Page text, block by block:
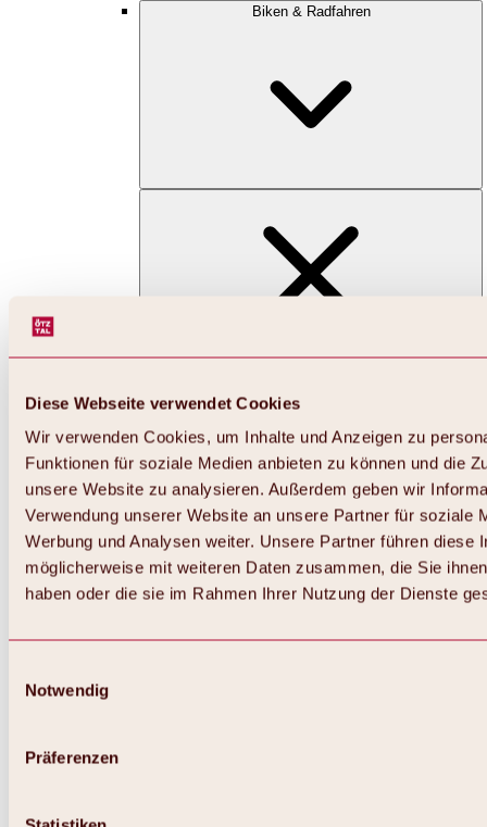
Diese Webseite verwendet Cookies
Wir verwenden Cookies, um Inhalte und Anzeigen zu
Funktionen für soziale Medien anbieten zu können und die
unsere Website zu analysieren. Außerdem geben wir
Verwendung unserer Website an unsere Partner für soziale
Werbung und Analysen weiter. Unsere Partner führen diese
möglicherweise mit weiteren Daten zusammen, die Sie
haben oder die sie im Rahmen Ihrer Nutzung der Dienste
Notwendig
Präferenzen
Biken & Radfahren